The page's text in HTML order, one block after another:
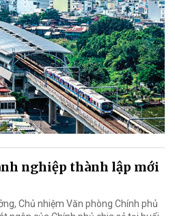
nghiệp thành lập mới
Chủ nhiệm Văn phòng Chính phủ